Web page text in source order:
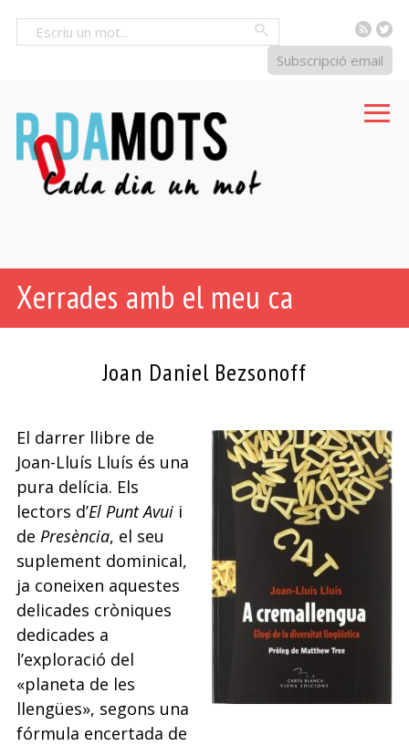
RSS
Subscripció email
Xerrades amb el meu ca
Joan Daniel Bezsonoff
El darrer llibre de
Joan-Lluís Lluís és una
pura delícia. Els
lectors d’El Punt Avuii
de Presència, el seu
suplement dominical,
ja coneixen aquestes
delicades cròniques
dedicades a
l’exploració del
«planeta de les
llengües», segons una
fórmula encertada de